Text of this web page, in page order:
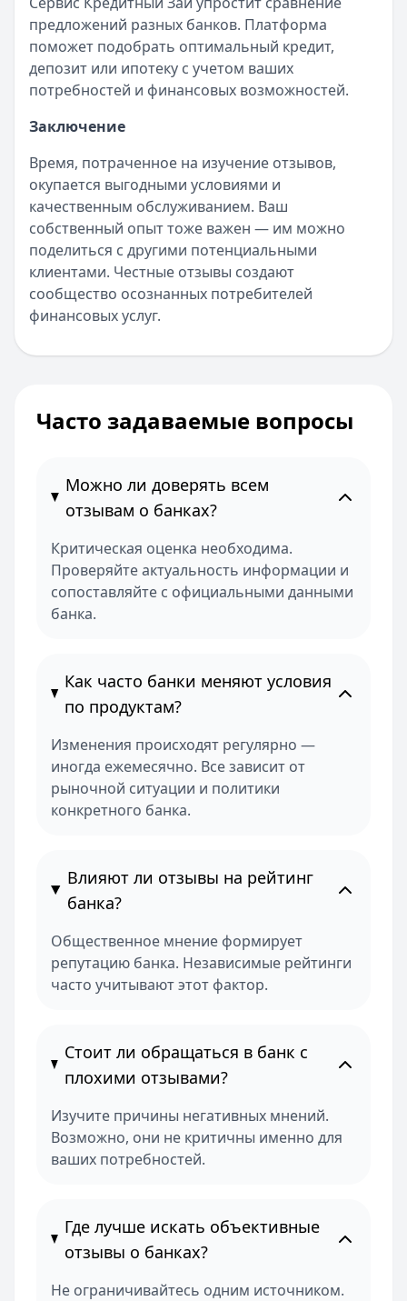
предложений разных банков. Платформа
поможет подобрать оптимальный кредит,
депозит или ипотеку с учетом ваших
потребностей и финансовых возможностей.
Заключение
Время, потраченное на изучение отзывов,
окупается выгодными условиями и
качественным обслуживанием. Ваш
собственный опыт тоже важен — им можно
поделиться с другими потенциальными
клиентами. Честные отзывы создают
сообщество осознанных потребителей
финансовых услуг.
Часто задаваемые вопросы
Можно ли доверять всем
отзывам о банках?
Критическая оценка необходима.
Проверяйте актуальность информации и
сопоставляйте с официальными данными
банка.
Как часто банки меняют условия
по продуктам?
Изменения происходят регулярно —
иногда ежемесячно. Все зависит от
рыночной ситуации и политики
конкретного банка.
Влияют ли отзывы на рейтинг
банка?
Общественное мнение формирует
репутацию банка. Независимые рейтинги
часто учитывают этот фактор.
Стоит ли обращаться в банк с
плохими отзывами?
Изучите причины негативных мнений.
Возможно, они не критичны именно для
ваших потребностей.
Где лучше искать объективные
отзывы о банках?
Не ограничивайтесь одним источником.